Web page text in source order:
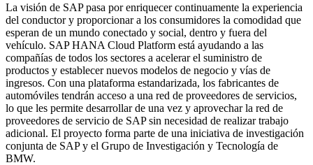
La visión de SAP pasa por enriquecer continuamente la experiencia
del conductor y proporcionar a los consumidores la comodidad que
esperan de un mundo conectado y social, dentro y fuera del
vehículo. SAP HANA Cloud Platform está ayudando a las
compañías de todos los sectores a acelerar el suministro de
productos y establecer nuevos modelos de negocio y vías de
ingresos. Con una plataforma estandarizada, los fabricantes de
automóviles tendrán acceso a una red de proveedores de servicios,
lo que les permite desarrollar de una vez y aprovechar la red de
proveedores de servicio de SAP sin necesidad de realizar trabajo
adicional. El proyecto forma parte de una iniciativa de investigación
conjunta de SAP y el Grupo de Investigación y Tecnología de
BMW.